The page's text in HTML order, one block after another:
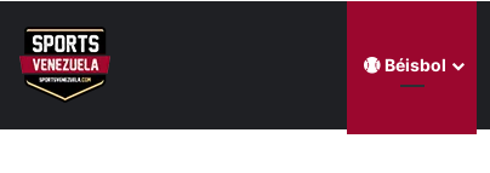
Béisbol
Última hora